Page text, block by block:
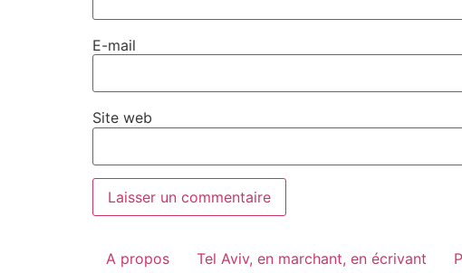
E-mail
Site web
A propos Tel Aviv, en marchant, en écrivant